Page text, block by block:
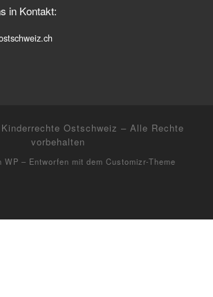
in Kontakt:
Ostschweiz – Alle Rechte
vorbehalten
WP – Entworfen mit dem Customizr-Theme